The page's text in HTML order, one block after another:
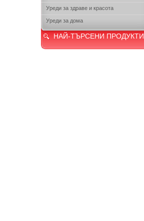
Уреди за здраве и красота
Уреди за дома
НАЙ-ТЪРСЕНИ ПРОДУКТИ